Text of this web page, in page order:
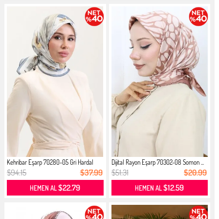
Kehribar Eşarp 70280-05 Gri Hardal
$94.15 $37.99
HEMEN AL$22.79
Dijital Rayon Eşarp 70302-08 Somon ...
$51.31 $20.99
HEMEN AL$12.59